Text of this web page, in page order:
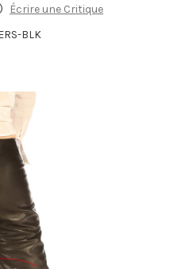
Écrire une Critique
BLK